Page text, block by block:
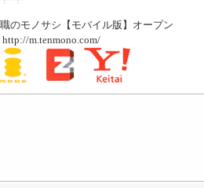
のモノサシ【モバイル版】オープン
http://m.tenmono.com/